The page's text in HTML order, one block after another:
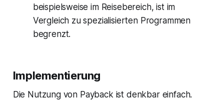
beispielsweise im Reisebereich, ist im
Vergleich zu spezialisierten Programmen
begrenzt.
Implementierung
Die Nutzung von Payback ist denkbar einfach.